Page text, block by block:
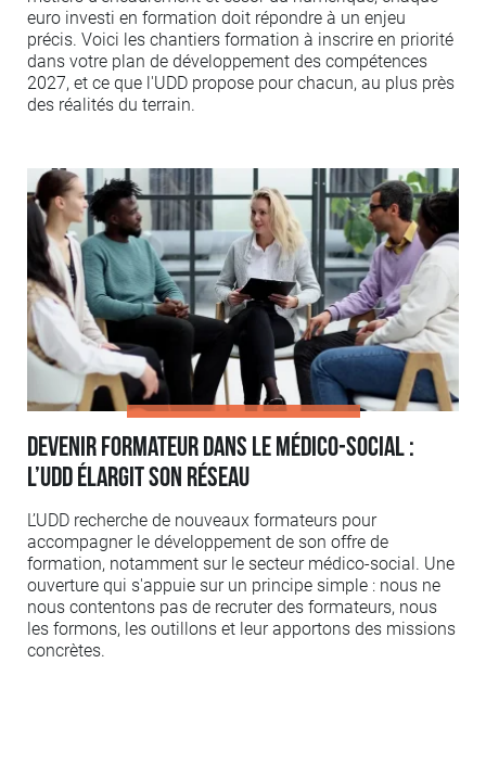
euro investi en formation doit répondre à un enjeu
précis. Voici les chantiers formation à inscrire en priorité
dans votre plan de développement des compétences
2027, et ce que l'UDD propose pour chacun, au plus près
des réalités du terrain.
Devenir formateur dans le médico-social :
l’UDD élargit son réseau
L’UDD recherche de nouveaux formateurs pour
accompagner le développement de son offre de
formation, notamment sur le secteur médico-social. Une
ouverture qui s'appuie sur un principe simple : nous ne
nous contentons pas de recruter des formateurs, nous
les formons, les outillons et leur apportons des missions
concrètes.